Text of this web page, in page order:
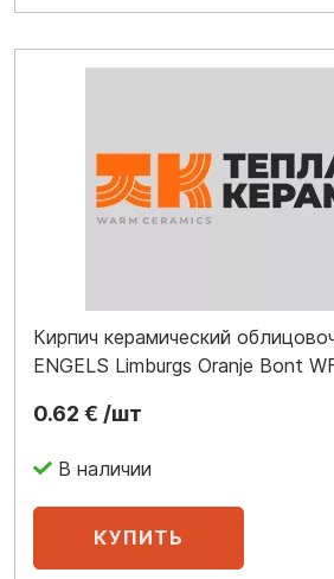
Кирпич керамический
ENGELS Limburgs Oranje Bont
0.62 € /шт